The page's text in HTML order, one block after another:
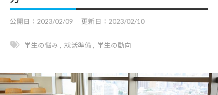
ポ
ー
｜
ャ
リ
ポ
ー
ャ
リ
公開日： 2023/02/09 更新日： 2023/02/10
学生の悩み , 就活準備, 学生の動向
キ
ャ
ア
・
職
支